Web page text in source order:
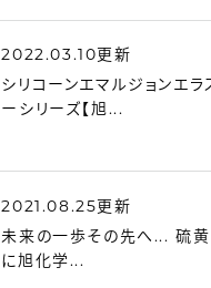
2022.03.10更新
シリコーンエマルジョンエラ
ーシリーズ【旭...
2021.08.25更新
未来の一歩その先へ... 硫黄
に旭化学...